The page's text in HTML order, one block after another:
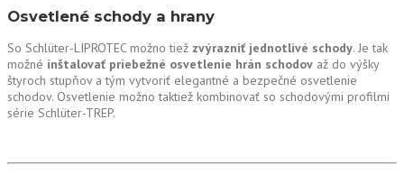
Osvetlené schody a hrany
So Schlüter-LIPROTEC možno tiež zvýrazniť jednotlivé schody. Je tak
možné inštalovať priebežné osvetlenie hrán schodov až do výšky
štyroch stupňov a tým vytvoriť elegantné a bezpečné osvetlenie
schodov. Osvetlenie možno taktiež kombinovať so schodovými profilmi
série Schlüter-TREP.